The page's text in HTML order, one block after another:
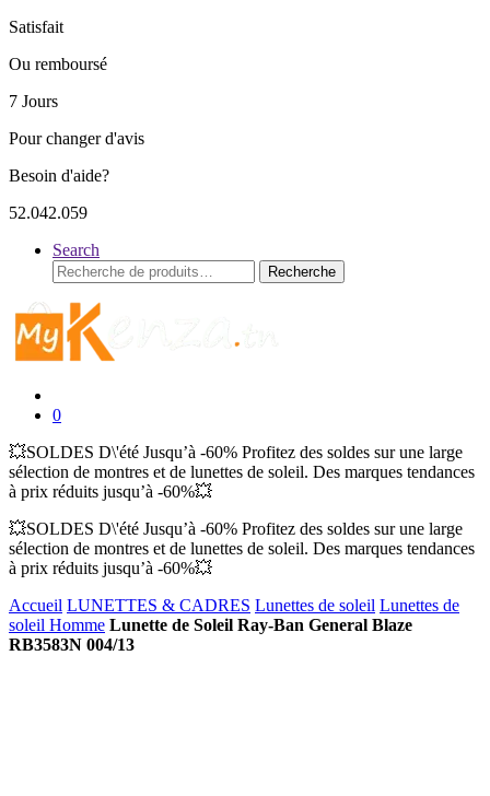
Satisfait
Ou remboursé
7 Jours
Pour changer d'avis
Besoin d'aide?
52.042.059
Search
Recherche
pour :
Recherche
0
💥SOLDES D\'été Jusqu’à -60% Profitez des soldes sur une large
sélection de montres et de lunettes de soleil. Des marques tendances
à prix réduits jusqu’à -60%💥
💥SOLDES D\'été Jusqu’à -60% Profitez des soldes sur une large
sélection de montres et de lunettes de soleil. Des marques tendances
à prix réduits jusqu’à -60%💥
Accueil LUNETTES & CADRES Lunettes de soleil Lunettes de
soleil Homme Lunette de Soleil Ray-Ban General Blaze
RB3583N 004/13